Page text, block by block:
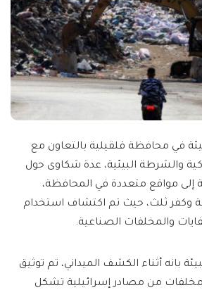
في محافظة قلقيلية بالتعاون مع
والشرطة البيئية، عدة شكاوى حول
إلى مواقع متعددة في المحافظة،
وكفر ثلث، حيث تم اكتشاف استخدام
والمخلفات الصناعية.
بانه أثناء الكشف الميداني، تم توثيق
من مصادر إسرائيلية تشكل